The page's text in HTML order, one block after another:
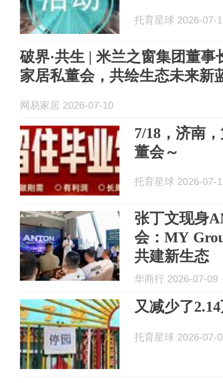
托育星球 2026-07-
破界·共生 | 米兰之窗集团董事
家居私董会，共绘生态未来新
网易家居 2026-07-10
7/18，济南
董会～
托育星球 2026-07-
张丁文现身
会：MY
共建新生态
华商行 2026-07-09
又减少了
托育星球 2026-07-